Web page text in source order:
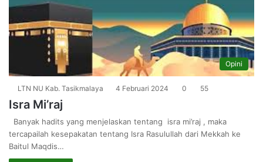
Opini
LTN NU Kab. Tasikmalaya 4 Februari 2024 0 55
Isra Mi’raj
Banyak hadits yang menjelaskan tentang isra mi’raj , maka
tercapailah kesepakatan tentang Isra Rasulullah dari Mekkah ke
Baitul Maqdis…